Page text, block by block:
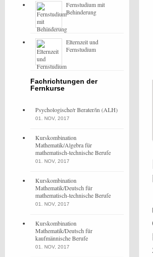
Fernstudium mit
Behinderung
Elternzeit und
Fernstudium
Fachrichtungen der
Fernkurse
Psychologische/r Berater/in (ALH)
01. NOV, 2017
Kurskombination
Mathematik/Algebra für
mathematisch-technische Berufe
01. NOV, 2017
Kurskombination
Mathematik/Deutsch für
mathematisch-technische Berufe
01. NOV, 2017
Kurskombination
Mathematik/Deutsch für
kaufmännische Berufe
01. NOV, 2017